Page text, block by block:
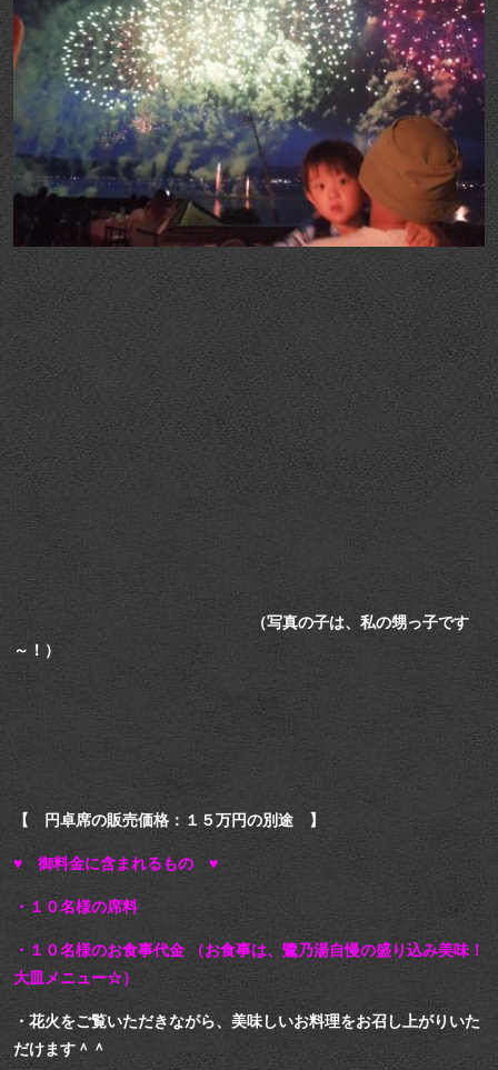
（写真の子は、私の甥っ子です
～！）
【 円卓席の販売価格：１５万円の別途 】
♥ 御料金に含まれるもの ♥
・１０名様の席料
・１０名様のお食事代金 （お食事は、鷺乃湯自慢の盛り込み美味！
大皿メニュー☆）
・花火をご覧いただきながら、美味しいお料理をお召し上がりいた
だけます＾＾